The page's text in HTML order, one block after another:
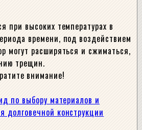
при высоких температурах в
времени, под воздействием
могут расширяться и сжиматься,
трещин.
внимание!
по выбору материалов и
долговечной конструкции